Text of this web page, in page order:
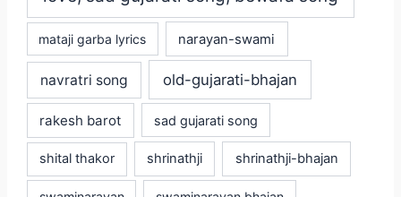
mataji garba lyrics narayan-swami
navratri song old-gujarati-bhajan
rakesh barot sad gujarati song
shital thakor shrinathji shrinathji-bhajan